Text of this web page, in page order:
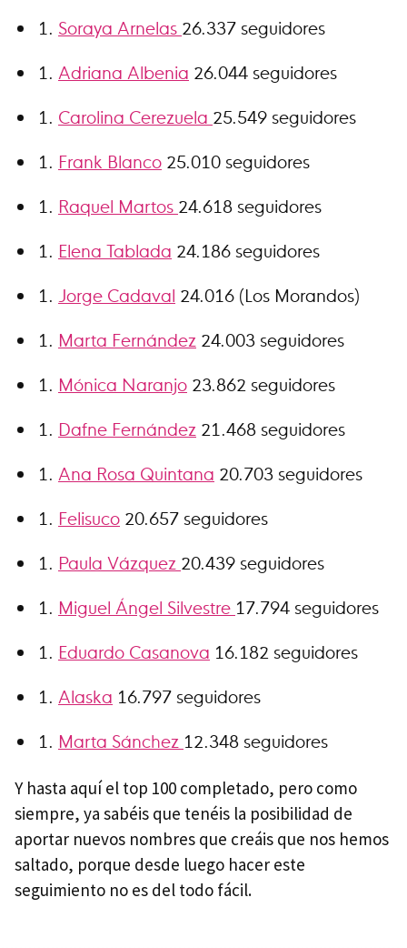
Soraya Arnelas 26.337 seguidores
Adriana Albenia 26.044 seguidores
Carolina Cerezuela 25.549 seguidores
Frank Blanco 25.010 seguidores
Raquel Martos 24.618 seguidores
Elena Tablada 24.186 seguidores
Jorge Cadaval 24.016 (Los Morandos)
Marta Fernández 24.003 seguidores
Mónica Naranjo 23.862 seguidores
Dafne Fernández 21.468 seguidores
Ana Rosa Quintana 20.703 seguidores
Felisuco 20.657 seguidores
Paula Vázquez 20.439 seguidores
Miguel Ángel Silvestre 17.794 seguidores
Eduardo Casanova 16.182 seguidores
Alaska 16.797 seguidores
Marta Sánchez 12.348 seguidores
Y hasta aquí el top 100 completado, pero como
siempre, ya sabéis que tenéis la posibilidad de
aportar nuevos nombres que creáis que nos hemos
saltado, porque desde luego hacer este
seguimiento no es del todo fácil.